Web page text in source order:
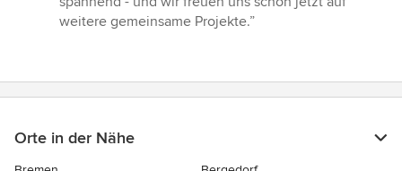
weitere gemeinsame Projekte.”
Orte in der Nähe